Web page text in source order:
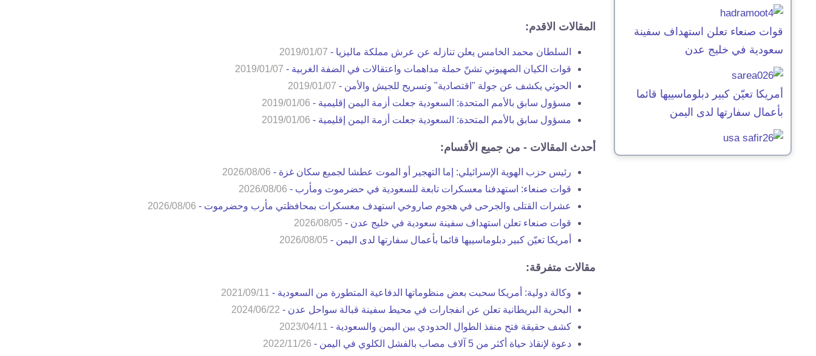
قوات صنعاء تعلن استهداف سفينة
سعودية في خليج عدن
أمريكا تعيّن كبير دبلوماسييها قائما
بأعمال سفارتها لدى اليمن
المقالات الاقدم:
السلطان محمد الخامس يعلن تنازله عن عرش مملكة ماليزيا - 2019/01/07
قوات الكيان الصهيوني تشنّ حملة مداهمات واعتقالات في الضفة الغربية - 2019/01/07
الحوثي يكشف عن جولة "اقتصادية" وتسريح للجيش والأمن - 2019/01/07
مسؤول سابق بالأمم المتحدة: السعودية جعلت أزمة اليمن إقليمية - 2019/01/06
مسؤول سابق بالأمم المتحدة: السعودية جعلت أزمة اليمن إقليمية - 2019/01/06
أحدث المقالات - من جميع الأقسام:
رئيس حزب الهوية الإسرائيلي: إما التهجير أو الموت عطشا لجميع سكان غزة - 2026/08/06
قوات صنعاء: استهدفنا معسكرات تابعة للسعودية في حضرموت ومأرب - 2026/08/06
عشرات القتلى والجرحى في هجوم صاروخي استهدف معسكرات بمحافظتي مأرب وحضرموت - 2026/08/06
قوات صنعاء تعلن استهداف سفينة سعودية في خليج عدن - 2026/08/05
أمريكا تعيّن كبير دبلوماسييها قائما بأعمال سفارتها لدى اليمن - 2026/08/05
مقالات متفرقة:
وكالة دولية: أمريكا سحبت بعض منظوماتها الدفاعية المتطورة من السعودية - 2021/09/11
البحرية البريطانية تعلن عن انفجارات في محيط سفينة قبالة سواحل عدن - 2024/06/22
كشف حقيقة فتح منفذ الطوال الحدودي بين اليمن والسعودية - 2023/04/11
دعوة لإنقاذ حياة أكثر من 5 آلاف مصاب بالفشل الكلوي في اليمن -
2022/11/26